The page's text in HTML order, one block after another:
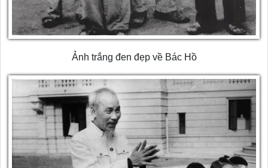
Ảnh trắng đen đẹp về Bác Hồ